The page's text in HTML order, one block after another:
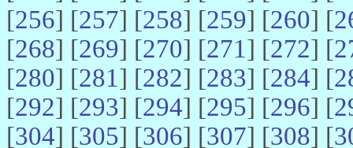
[256] [257] [258] [259] [260] [
[268] [269] [270] [271] [272] [
[280] [281] [282] [283] [284] [
[292] [293] [294] [295] [296] [
[304] [305] [306] [307] [308] [